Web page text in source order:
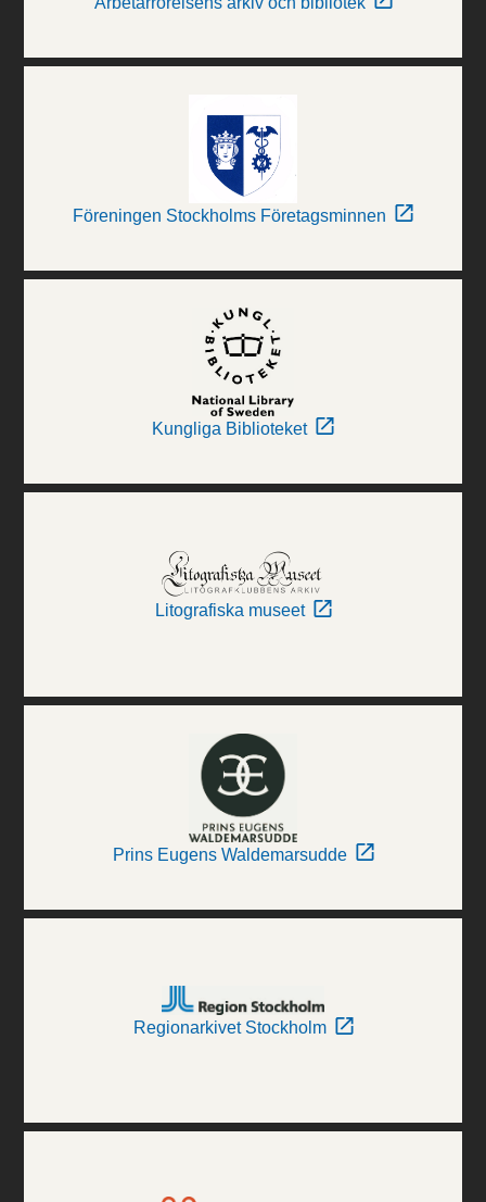
Föreningen Stockholms Företagsminnen
Kungliga Biblioteket
Litografiska museet
Prins Eugens Waldemarsudde
Regionarkivet Stockholm